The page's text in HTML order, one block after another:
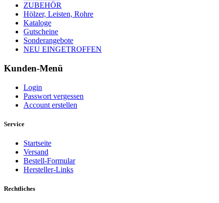
ZUBEHÖR
Hölzer, Leisten, Rohre
Kataloge
Gutscheine
Sonderangebote
NEU EINGETROFFEN
Kunden-Menü
Login
Passwort vergessen
Account erstellen
Service
Startseite
Versand
Bestell-Formular
Hersteller-Links
Rechtliches